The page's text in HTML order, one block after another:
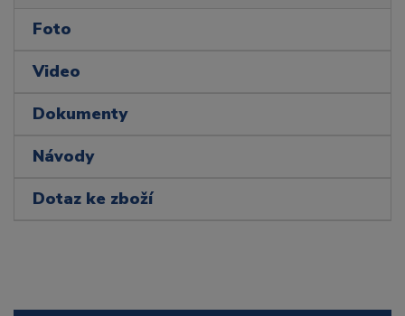
Foto
Video
Dokumenty
Návody
Dotaz ke zboží